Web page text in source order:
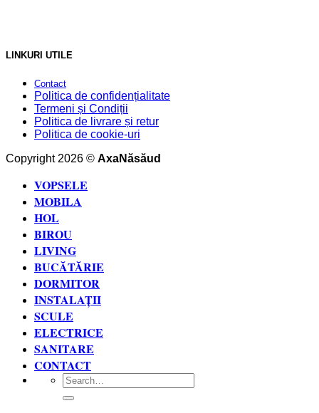
LINKURI UTILE
Contact
Politica de confidențialitate
Termeni și Condiții
Politica de livrare și retur
Politica de cookie-uri
Copyright 2026 © AxaNăsăud
VOPSELE
MOBILA
HOL
BIROU
LIVING
BUCĂTĂRIE
DORMITOR
INSTALAȚII
SCULE
ELECTRICE
SANITARE
CONTACT
Search
for: